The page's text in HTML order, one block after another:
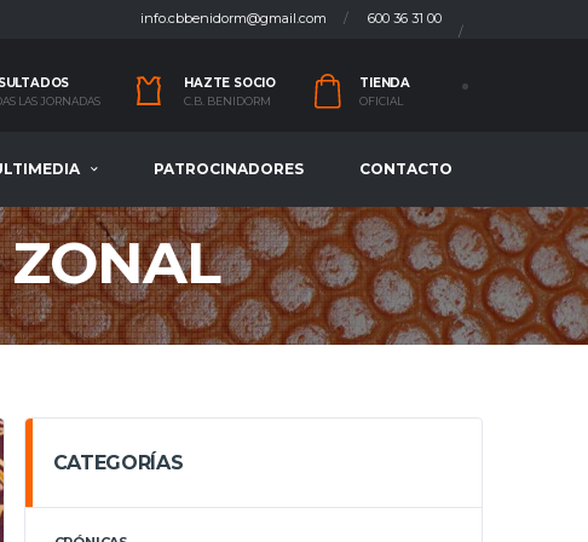
600 36 31 00
info.cbbenidorm@gmail.com
LAS JORNADAS
HAZTE SOCIO
C.B. BENIDORM
TIENDA
OFICIAL
PATROCINADORES CONTACTO
ZONAL
CATEGORÍAS